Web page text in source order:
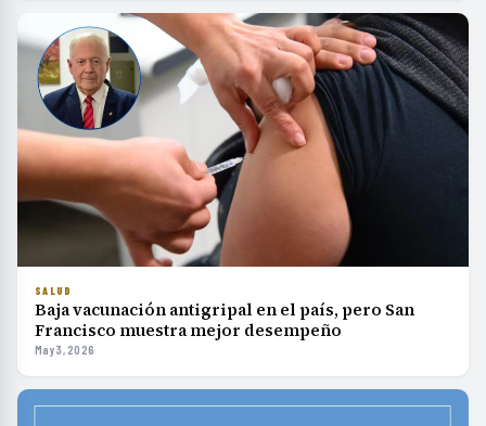
SALUD
Baja vacunación antigripal en el país, pero San
Francisco muestra mejor desempeño
May 3, 2026